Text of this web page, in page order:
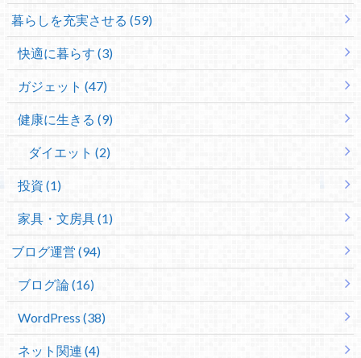
暮らしを充実させる (59)
快適に暮らす (3)
ガジェット (47)
健康に生きる (9)
ダイエット (2)
投資 (1)
家具・文房具 (1)
ブログ運営 (94)
ブログ論 (16)
WordPress (38)
ネット関連 (4)